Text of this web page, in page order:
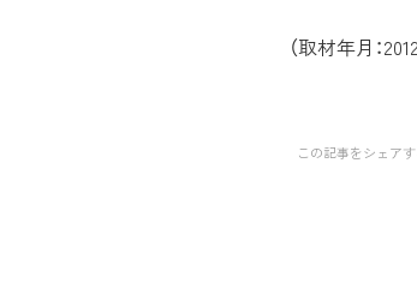
（取材年月：
この記事をシェアす